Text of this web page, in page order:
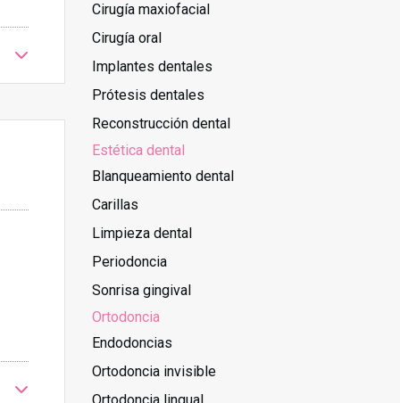
Cirugía maxiofacial
Cirugía oral
Implantes dentales
Prótesis dentales
Reconstrucción dental
Estética dental
Blanqueamiento dental
Carillas
Limpieza dental
Periodoncia
Sonrisa gingival
Ortodoncia
Endodoncias
Ortodoncia invisible